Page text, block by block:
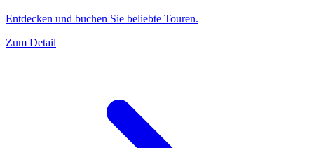
Entdecken und buchen Sie beliebte Touren.
Zum Detail